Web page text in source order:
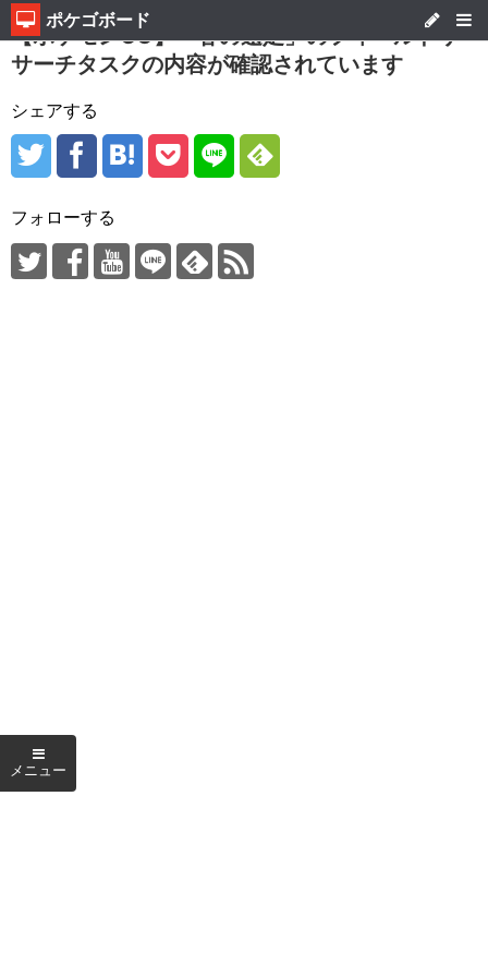
ポケゴボード
【ポケモンGO】「春の遠足」のフィールドリ
サーチタスクの内容が確認されています
シェアする
フォローする